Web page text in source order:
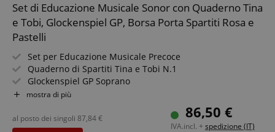
Set di Educazione Musicale Sonor con Quaderno Tina
e Tobi, Glockenspiel GP, Borsa Porta Spartiti Rosa e
Pastelli
Set per Educazione Musicale Precoce
Quaderno di Spartiti Tina e Tobi N.1
Glockenspiel GP Soprano
12 Pastelli a Cera
mostra di più
86,50 €
IVA.incl. + spedizione (IT)
al posto dei singoli 87,84€
FPGSID .kirstein.it